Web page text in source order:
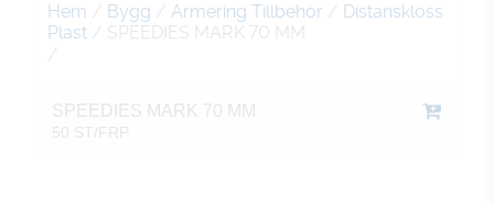
Hem / Bygg / Armering Tillbehör / Distanskloss
Plast / SPEEDIES MARK 70 MM
/
SPEEDIES MARK 70 MM
50 ST/FRP